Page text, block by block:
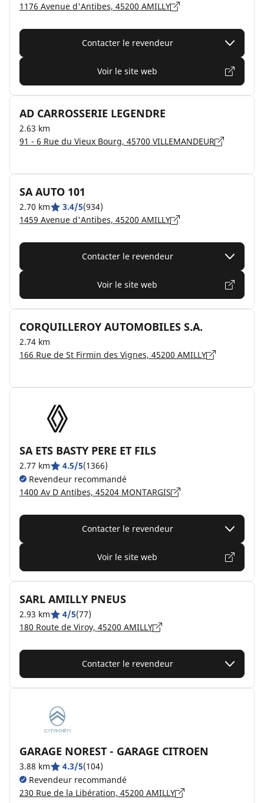
1176 Avenue d'Antibes, 45200 AMILLY
Contacter le revendeur
Voir le site web
AD CARROSSERIE LEGENDRE
2.63 km
91 - 6 Rue du Vieux Bourg, 45700 VILLEMANDEUR
SA AUTO 101
2.70 km 3.4/5(934)
1459 Avenue d'Antibes, 45200 AMILLY
Contacter le revendeur
Voir le site web
CORQUILLEROY AUTOMOBILES S.A.
2.74 km
166 Rue de St Firmin des Vignes, 45200 AMILLY
SA ETS BASTY PERE ET FILS
2.77 km 4.5/5(1366)
Revendeur recommandé
1400 Av D Antibes, 45204 MONTARGIS
Contacter le revendeur
Voir le site web
SARL AMILLY PNEUS
2.93 km 4/5(77)
180 Route de Viroy, 45200 AMILLY
Contacter le revendeur
GARAGE NOREST - GARAGE CITROEN
3.88 km 4.3/5(104)
Revendeur recommandé
230 Rue de la Libération, 45200 AMILLY